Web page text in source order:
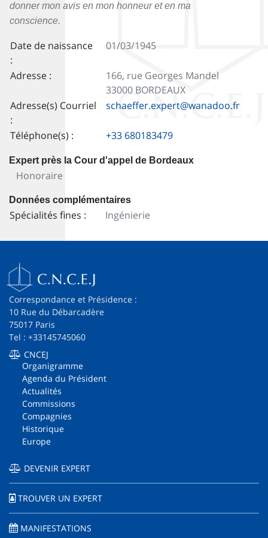
donner mon avis en mon honneur et en ma
conscience.
Date de naissance
:
01/03/1945
Adresse :
166, rue Georges Mandel
33000 BORDEAUX
Adresse(s) Courriel
:
schaeffer.expert@wanadoo.fr
Téléphone(s) : +33 680183479
Expert près la Cour d'appel de Bordeaux
Honoraire
Données complémentaires
Spécialités fines : Ingénierie
Correspondance et Présidence :
10 Rue du Débarcadère
75017 Paris
Tel : +33145745060
CNCEJ
Organigramme
Agenda du Président
Actualités
Commissions
Compagnies
Historique
Europe
DEVENIR EXPERT
TROUVER UN EXPERT
MANIFESTATIONS